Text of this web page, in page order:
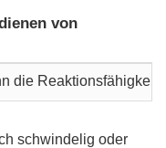
von
die
schwindelig oder